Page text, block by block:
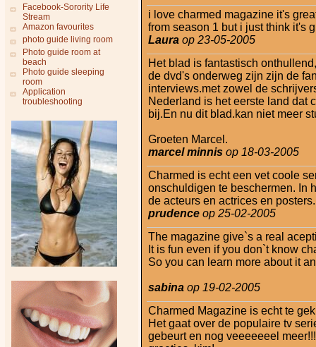
Facebook-Sorority Life
Stream
Amazon favourites
photo guide living room
Photo guide room at
beach
Photo guide sleeping
room
Application
troubleshooting
i love charmed magazine it's
from season 1 but i just think it's
Laura op 23-05-2005
Het blad is fantastisch
de dvd's onderweg zijn zijn de
interviews.met zowel de
Nederland is het eerste land dat
bij.En nu dit blad.kan niet meer
Groeten Marcel.
marcel minnis op 18-03-2005
Charmed is echt een vet coole
onschuldigen te beschermen. In
de acteurs en actrices en
prudence op 25-02-2005
The magazine give`s a real
It is fun even if you don`t know
So you can learn more about it
sabina op 19-02-2005
Charmed Magazine is echt te
Het gaat over de populaire tv
gebeurt en nog veeeeeeel